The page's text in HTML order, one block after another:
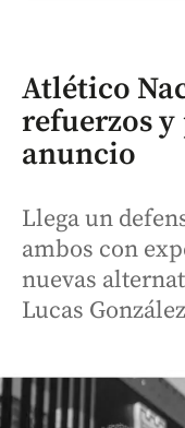
Atlético
refuerzos
anuncio
Llega un
ambos con
nuevas
Lucas